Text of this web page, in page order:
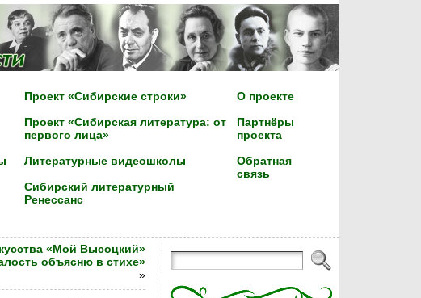
Проект «Сибирские строки»
Проект «Сибирская литература: от
первого лица»
Литературные видеошколы
Сибирский литературный
Ренессанс
О проекте
Партнёры
проекта
Обратная
связь
«Мой Высоцкий»
объясню в стихе»
»